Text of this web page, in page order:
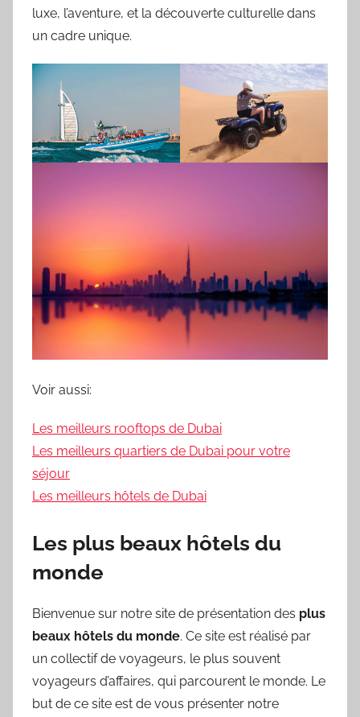
luxe, l’aventure, et la découverte culturelle dans
un cadre unique.
Voir aussi:
Les meilleurs rooftops de Dubai
Les meilleurs quartiers de Dubai pour votre
séjour
Les meilleurs hôtels de Dubai
Les plus beaux hôtels du
monde
Bienvenue sur notre site de présentation des plus
beaux hôtels du monde. Ce site est réalisé par
un collectif de voyageurs, le plus souvent
voyageurs d’affaires, qui parcourent le monde. Le
but de ce site est de vous présenter notre